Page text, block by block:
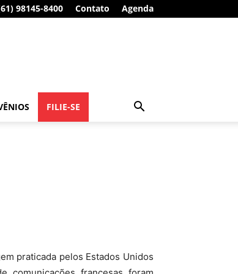
98145-8400 Contato Agenda
FILIE-SE
praticada pelos Estados Unidos